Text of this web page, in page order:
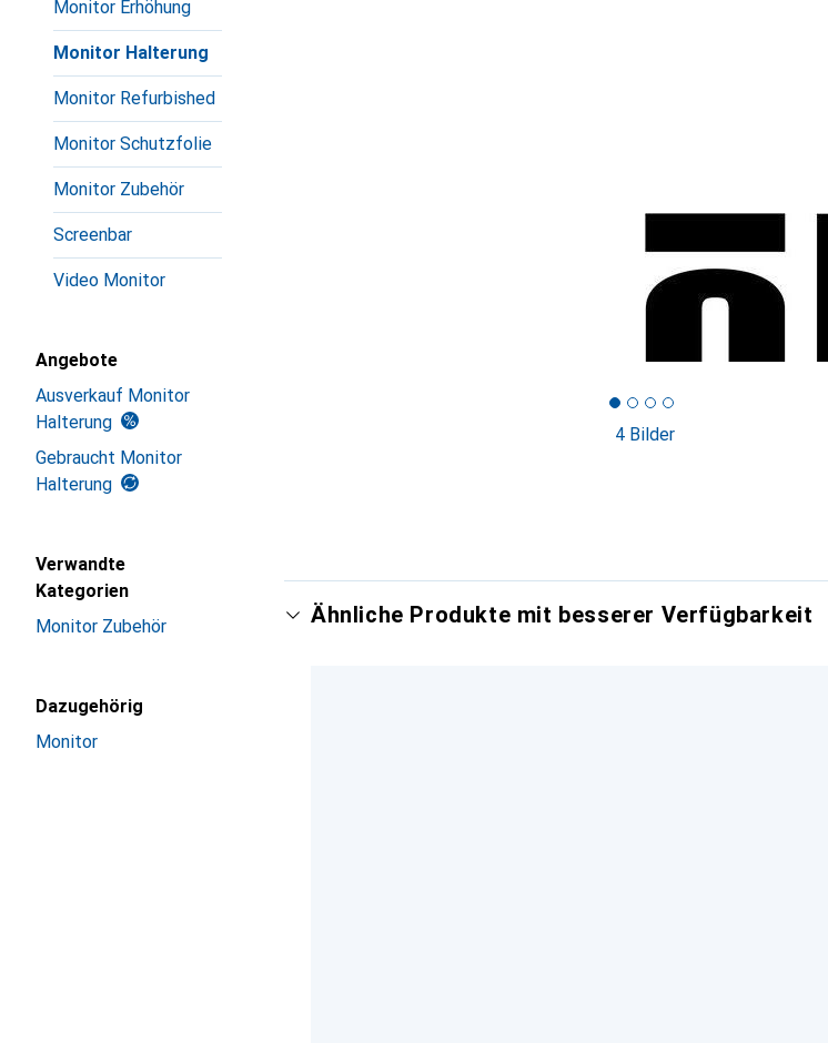
Monitor Erhöhung
Monitor Halterung
Monitor Refurbished
Monitor Schutzfolie
Monitor Zubehör
Screenbar
Video Monitor
Angebote
Ausverkauf Monitor
Halterung
Gebraucht Monitor
Halterung
Verwandte
Kategorien
Monitor Zubehör
Dazugehörig
Monitor
4 Bilder
Ähnliche Produkte mit besserer Verfügbarkeit